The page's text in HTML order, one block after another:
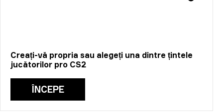
Creați-vă propria sau alegeți una dintre țintele
jucătorilor pro CS2
ÎNCEPE